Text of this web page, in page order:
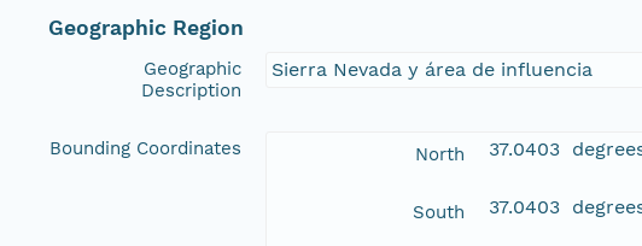
Geographic Region
Geographic
Description
Sierra Nevada y área de influencia
Bounding Coordinates North 37.0403
South 37.0403